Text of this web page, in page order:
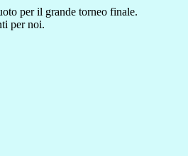
per il grande torneo finale.
per noi.